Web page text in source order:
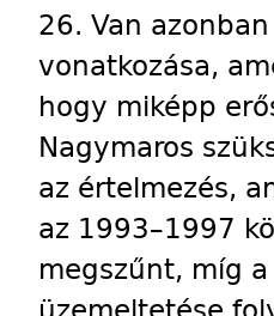
26. Van
vonatkozása,
hogy miképp
Nagymaros
az értelmezés,
az 1993–1997
megszűnt, míg